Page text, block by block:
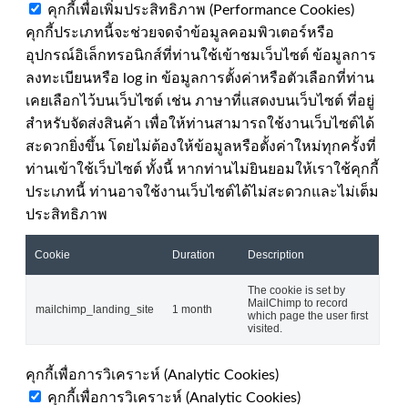
คุกกี้เพื่อเพิ่มประสิทธิภาพ (Performance Cookies)
คุกกี้ประเภทนี้จะช่วยจดจำข้อมูลคอมพิวเตอร์หรือ
อุปกรณ์อิเล็กทรอนิกส์ที่ท่านใช้เข้าชมเว็บไซต์ ข้อมูลการ
ลงทะเบียนหรือ log in ข้อมูลการตั้งค่าหรือตัวเลือกที่ท่าน
เคยเลือกไว้บนเว็บไซต์ เช่น ภาษาที่แสดงบนเว็บไซต์ ที่อยู่
สำหรับจัดส่งสินค้า เพื่อให้ท่านสามารถใช้งานเว็บไซต์ได้
สะดวกยิ่งขึ้น โดยไม่ต้องให้ข้อมูลหรือตั้งค่าใหม่ทุกครั้งที่
ท่านเข้าใช้เว็บไซต์ ทั้งนี้ หากท่านไม่ยินยอมให้เราใช้คุกกี้
ประเภทนี้ ท่านอาจใช้งานเว็บไซต์ได้ไม่สะดวกและไม่เต็ม
ประสิทธิภาพ
Cookie Duration Description
mailchimp_landing_site 1 month
The cookie is set by
MailChimp to record
which page the user first
visited.
คุกกี้เพื่อการวิเคราะห์ (Analytic Cookies)
คุกกี้เพื่อการวิเคราะห์ (Analytic Cookies)